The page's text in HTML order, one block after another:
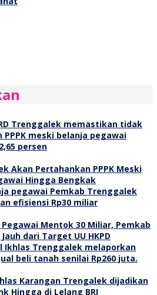
Akan Pertahankan PPPK Meski
Hingga Bengkak
Mentok 30 Miliar, Pemkab
dari Target UU HKPD
Karangan Trengalek dijadikan
Hingga di Lelang BRI